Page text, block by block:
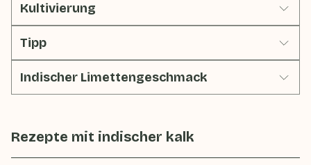
Kultivierung
Tipp
Indischer Limettengeschmack
Rezepte mit indischer kalk